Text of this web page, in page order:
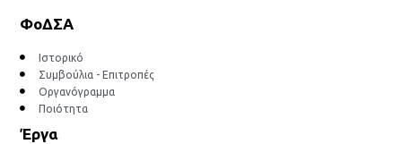
ΦοΔΣΑ
Ιστορικό
Συμβούλια - Επιτροπές
Οργανόγραμμα
Ποιότητα
Έργα